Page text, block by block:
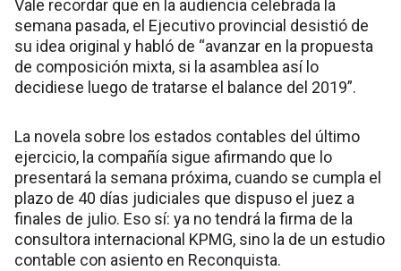
Vale recordar que en la audiencia celebrada la
semana pasada, el Ejecutivo provincial desistió de
su idea original y habló de “avanzar en la propuesta
de composición mixta, si la asamblea así lo
decidiese luego de tratarse el balance del 2019”.
La novela sobre los estados contables del último
ejercicio, la compañía sigue afirmando que lo
presentará la semana próxima, cuando se cumpla el
plazo de 40 días judiciales que dispuso el juez a
finales de julio. Eso sí: ya no tendrá la firma de la
consultora internacional KPMG, sino la de un estudio
contable con asiento en Reconquista.